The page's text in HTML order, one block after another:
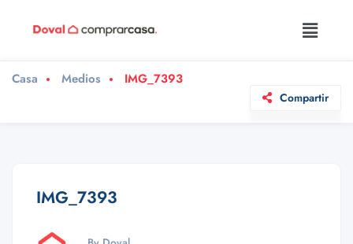
Casa Medios IMG_7393
Compartir
IMG_7393